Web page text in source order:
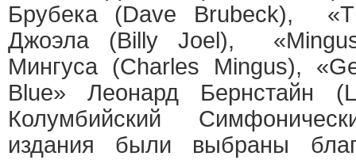
Брубека (Dave Brubeck),
Джоэла (Billy Joel),
Мингуса (Charles Mingus),
Blue» Леонард Бернстайн
Колумбийский
издания были выбраны